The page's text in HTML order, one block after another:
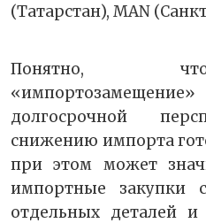
(Татарстан), MAN
Понятно,
долгосрочной
снижению импорта
при этом может
импортные закупки
отдельных деталей